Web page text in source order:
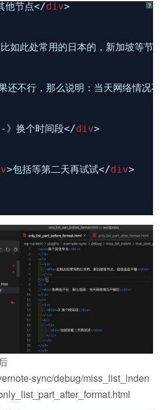
?
他节点</div>
如此处常用的日本的，新加坡等节
还不行，那么说明：当天网络情况
》换个时间段</div>
>包括等第二天再试试</div>
sync/debug/miss_list_inden